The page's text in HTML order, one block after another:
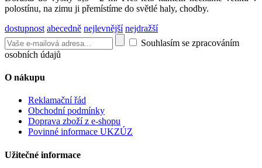
polostínu, na zimu ji přemístíme do světlé haly, chodby.
dostupnost abecedně nejlevnější nejdražší
Souhlasím se zpracováním
osobních údajů
O nákupu
Reklamační řád
Obchodní podmínky
Doprava zboží z e-shopu
Povinné informace UKZÚZ
Užitečné informace